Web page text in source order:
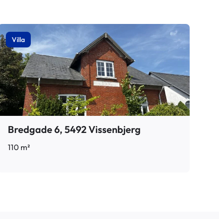
Villa
Bredgade 6, 5492 Vissenbjerg
110 m²